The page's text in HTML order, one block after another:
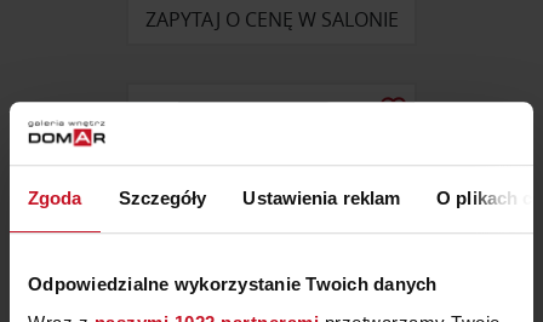
Zgoda Szczegóły Ustawienia reklam O plikach
Odpowiedzialne wykorzystanie Twoich danych
ZAPYTAJ O CENĘ W SALONIE